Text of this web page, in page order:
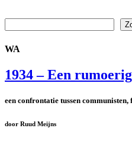
WA
1934 – Een
een confrontatie tussen communisten,
door Ruud Meijns